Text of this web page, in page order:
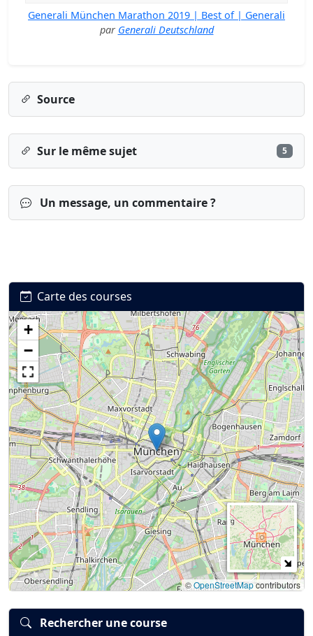
Generali München Marathon 2019 | Best of | Generali
par Generali Deutschland
Source
Sur le même sujet 5
Un message, un commentaire ?
Connexion S’inscrire mot de passe oublié ?
Carte des courses
+
−
©OpenStreetMapcontributors
Rechercher une course